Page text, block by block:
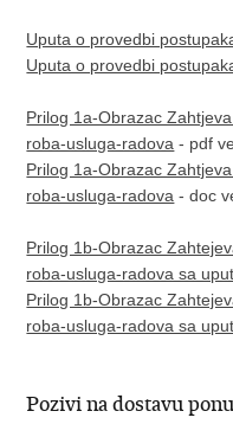
Uputa o provedbi
Uputa o provedbi
Prilog 1a-Obrazac
roba-usluga-radova - pdf
Prilog 1a-Obrazac
roba-usluga-radova - doc
Prilog 1b-Obrazac
roba-usluga-radova sa
Prilog 1b-Obrazac
roba-usluga-radova sa
Pozivi na dostavu